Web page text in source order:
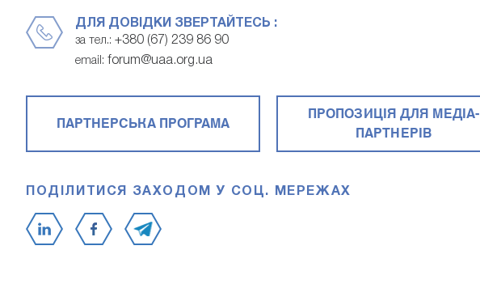
ДЛЯ ДОВІДКИ ЗВЕРТАЙТЕСЬ :
за тел.: +380 (67) 239 86 90
email: forum@uaa.org.ua
ПАРТНЕРСЬКА ПРОГРАМА
ПРОПОЗИЦІЯ ДЛЯ МЕДІА-
ПАРТНЕРІВ
ПОДІЛИТИСЯ ЗАХОДОМ У СОЦ. МЕРЕЖАХ